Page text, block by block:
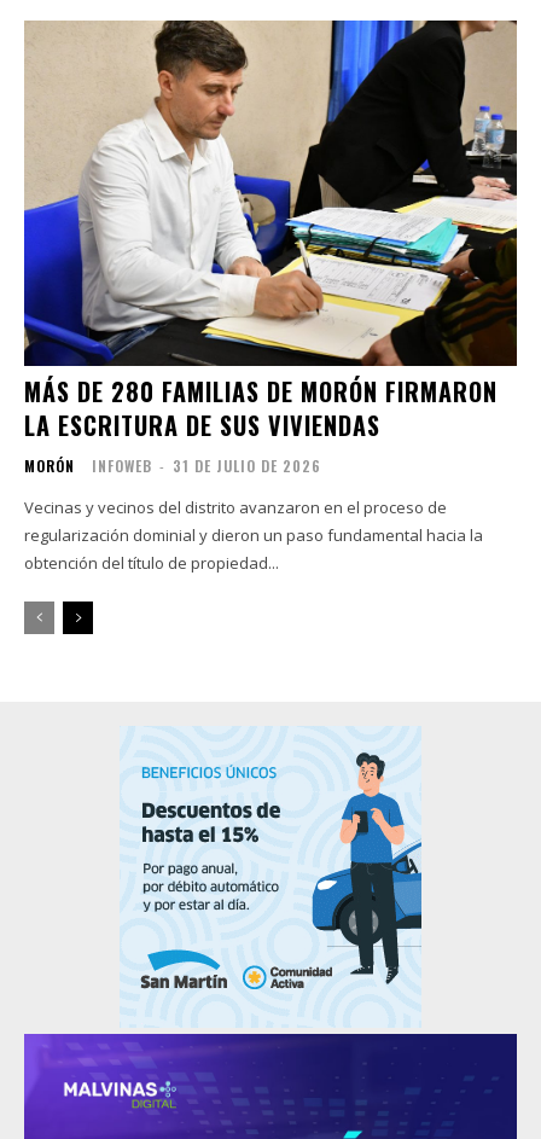
MÁS DE 280 FAMILIAS DE MORÓN FIRMARON
LA ESCRITURA DE SUS VIVIENDAS
MORÓN INFOWEB - 31 DE JULIO DE 2026
Vecinas y vecinos del distrito avanzaron en el proceso de
regularización dominial y dieron un paso fundamental hacia la
obtención del título de propiedad...